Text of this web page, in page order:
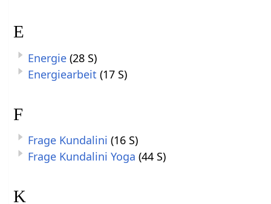
E
Energie (28 S)
Energiearbeit (17 S)
F
Frage Kundalini (16 S)
Frage Kundalini Yoga (44 S)
K